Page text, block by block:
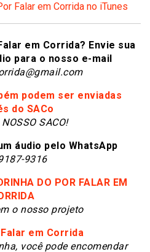
Falar em Corrida no iTunes
em Corrida? Envie sua
para o nosso e-mail
podem ser enviadas
do SACo
SACO!
áudio pelo WhatsApp
9316
DO POR FALAR EM
o nosso projeto
em Corrida
você pode encomendar